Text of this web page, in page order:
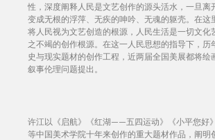
性，深度阐释人民是文艺创作的源头活水，一旦离
变成无根的浮萍、无疾的呻吟、无魂的躯壳。在这
将人民视为文艺创造的根源，人民生活是一切文化
之不竭的创作根源。在这一人民思想的指导下，历
史与现实题材的创作工程，近两届全国美展都将绘
叙事伦理问题提出。
许江以《启航》《红湖——五四运动》《小平您好
等中国美术学院十年来创作的重大题材作品，阐明